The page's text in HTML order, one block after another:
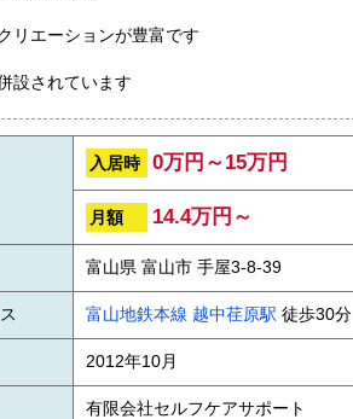
リエーションが豊富です
設されています
入居時 0万円～15万円
月額 14.4万円～
富山県 富山市 手屋3-8-39
富山地鉄本線 越中荏原駅 徒歩30分
2012年10月
有限会社セルフケアサポート